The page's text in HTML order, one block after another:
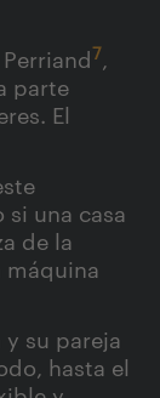
7,
parte
El
una casa
de la
máquina
su pareja
hasta el